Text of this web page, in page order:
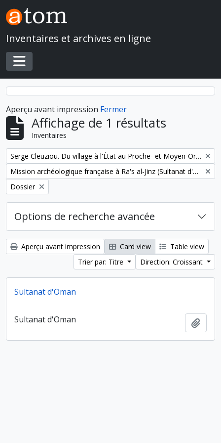
Skip to main content
Inventaires et archives en ligne
Toggle navigation
Aperçu avant impression Fermer
Affichage de 1 résultats
Inventaires
Remove filter:
Serge Cleuziou. Du village à l'État au Proche- et Moyen-Orient
Remove filter:
Mission archéologique française à Ra's al-Jinz (Sultanat d'Oman)
Remove filter:
Dossier
Options de recherche avancée
Aperçu avant impression Card view
Table view
Trier par: Titre
Direction: Croissant
Sultanat d'Oman
Sultanat d'Oman